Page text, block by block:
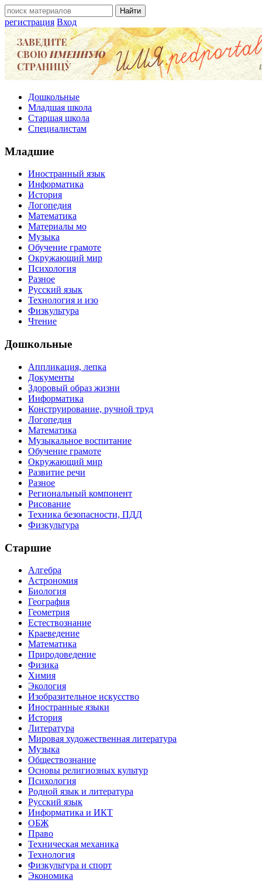
регистрация Вход
Дошкольные
Младшая школа
Старшая школа
Специалистам
Младшие
Иностранный язык
Информатика
История
Логопедия
Математика
Материалы мо
Музыка
Обучение грамоте
Окружающий мир
Психология
Разное
Русский язык
Технология и изо
Физкультура
Чтение
Дошкольные
Аппликация, лепка
Документы
Здоровый образ жизни
Информатика
Конструирование, ручной труд
Логопедия
Математика
Музыкальное воспитание
Обучение грамоте
Окружающий мир
Развитие речи
Разное
Региональный компонент
Рисование
Техника безопасности, ПДД
Физкультура
Старшие
Алгебра
Астрономия
Биология
География
Геометрия
Естествознание
Краеведение
Математика
Природоведение
Физика
Химия
Экология
Изобразительное искусство
Иностранные языки
История
Литература
Мировая художественная литература
Музыка
Обществознание
Основы религиозных культур
Психология
Родной язык и литература
Русский язык
Информатика и ИКТ
ОБЖ
Право
Техническая механика
Технология
Физкультура и спорт
Экономика